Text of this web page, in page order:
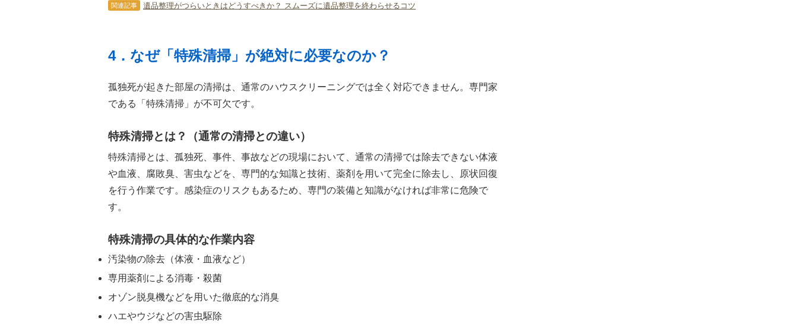
関連記事 遺品整理がつらいときはどうすべきか？ スムーズに遺品整理を終わらせるコツ
4．なぜ「特殊清掃」が絶対に必要なのか？
孤独死が起きた部屋の清掃は、通常のハウスクリーニングでは全く対応できません。専門家
である「特殊清掃」が不可欠です。
特殊清掃とは？（通常の清掃との違い）
特殊清掃とは、孤独死、事件、事故などの現場において、通常の清掃では除去できない体液
や血液、腐敗臭、害虫などを、専門的な知識と技術、薬剤を用いて完全に除去し、原状回復
を行う作業です。感染症のリスクもあるため、専門の装備と知識がなければ非常に危険で
す。
特殊清掃の具体的な作業内容
汚染物の除去（体液・血液など）
専用薬剤による消毒・殺菌
オゾン脱臭機などを用いた徹底的な消臭
ハエやウジなどの害虫駆除